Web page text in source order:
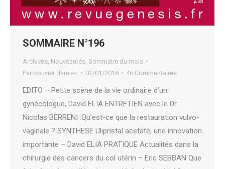
SOMMAIRE N°196
Archives Nouveautés Sommaire du mois
Par bouvier damien 02/01/2018 46 Commentaires
EDITO – Petite scène de la vie ordinaire d’un
gynécologue, David ELIA ENTRETIEN avec le Dr
Nicolas BERRENI :Qu’est-ce que la restauration vulvo-
vaginale ? SYNTHESE Ulipristal acetate, une innovation
importante – David ELIA PRATIQUE Actualités dans la
chirurgie des cancers du col utérin – Eric SEBBAN Que